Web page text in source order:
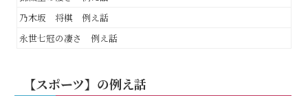
乃木坂 将棋 例え話
永世七冠の凄さ 例え話
【スポーツ】の例え話